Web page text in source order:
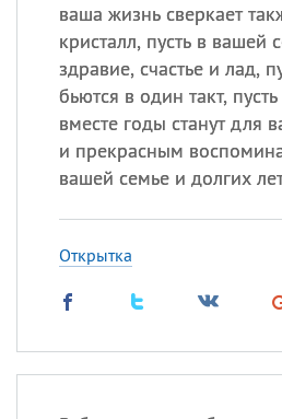
ваша жизнь сверкает
кристалл, пусть в вашей
здравие, счастье и лад,
бьются в один такт,
вместе годы станут для
и прекрасным
вашей семье и долгих
Открытка